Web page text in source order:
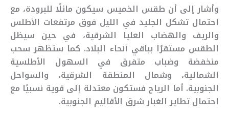
وأشار إلى أن طقس الخميس سيكون مائلًا للبرودة، مع
احتمال تشكل الجليد في الليل فوق مرتفعات الأطلس
والريف والهضاب العليا الشرقية، في حين سيظل
الطقس مستقرًا بباقي أنحاء البلاد. كما ستظهر سحب
منخفضة وضباب متفرق في السهول الأطلسية
الشمالية، وشمال المنطقة الشرقية، والسواحل
الجنوبية. أما الرياح فستكون معتدلة إلى قوية نسبيًا مع
احتمال تطاير الغبار شرق الأقاليم الجنوبية.